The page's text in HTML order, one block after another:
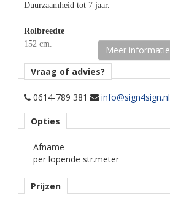
Duurzaamheid tot 7 jaar.
Rolbreedte
152 cm.
Afname
per losse strekkende meter.
carwrapfolie.
kenmerk belijming
semi-permanent, transparant, solvent.
Ondergrond
Meer informatie
Vraag of advies?
0614-789 381 info@sign4sign.nl
Opties
Afname
per lopende str.meter
Prijzen